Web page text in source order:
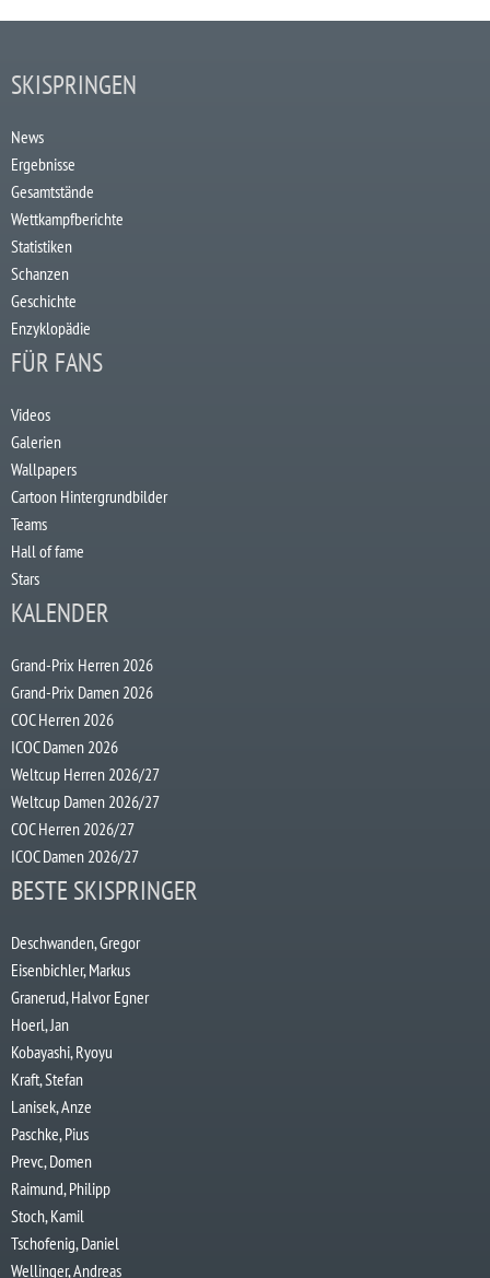
SKISPRINGEN
News
Ergebnisse
Gesamtstände
Wettkampfberichte
Statistiken
Schanzen
Geschichte
Enzyklopädie
FÜR FANS
Videos
Galerien
Wallpapers
Cartoon Hintergrundbilder
Teams
Hall of fame
Stars
KALENDER
Grand-Prix Herren 2026
Grand-Prix Damen 2026
COC Herren 2026
ICOC Damen 2026
Weltcup Herren 2026/27
Weltcup Damen 2026/27
COC Herren 2026/27
ICOC Damen 2026/27
BESTE SKISPRINGER
Deschwanden, Gregor
Eisenbichler, Markus
Granerud, Halvor Egner
Hoerl, Jan
Kobayashi, Ryoyu
Kraft, Stefan
Lanisek, Anze
Paschke, Pius
Prevc, Domen
Raimund, Philipp
Stoch, Kamil
Tschofenig, Daniel
Wellinger, Andreas